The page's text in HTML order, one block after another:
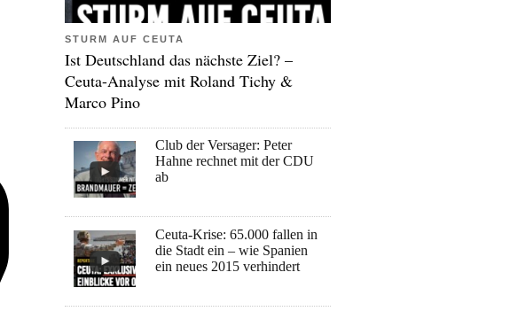
STURM AUF CEUTA
Ist Deutschland das nächste Ziel? –
Ceuta-Analyse mit Roland Tichy &
Marco Pino
Club der Versager: Peter
Hahne rechnet mit der CDU
ab
Ceuta-Krise: 65.000 fallen in
die Stadt ein – wie Spanien
ein neues 2015 verhindert